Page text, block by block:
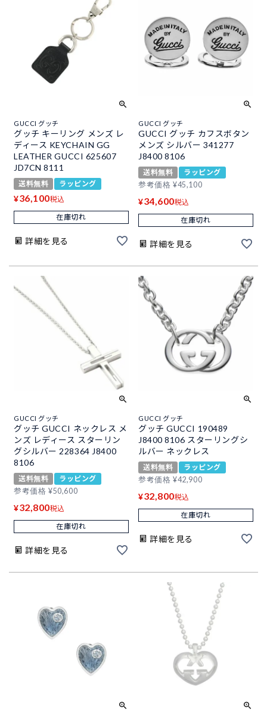
GUCCI グッチ
グッチ キーリング メンズ レ
ディース KEYCHAIN GG
LEATHER GUCCI 625607
JD7CN 8111
送料無料 ラッピング
¥36,100税込
在庫切れ
詳細を見る
GUCCI グッチ
GUCCI グッチ カフスボタン
メンズ シルバー 341277
J8400 8106
送料無料
ラッピング
参考価格 ¥45,100
¥34,600税込
在庫切れ
詳細を見る
GUCCI グッチ
グッチ GUCCI ネックレス メ
ンズ レディース スターリン
グシルバー 228364 J8400
8106
送料無料
ラッピング
参考価格 ¥50,600
¥32,800税込
在庫切れ
詳細を見る
GUCCI グッチ
グッチ GUCCI 190489
J8400 8106 スターリングシ
ルバー ネックレス
送料無料
ラッピング
参考価格 ¥42,900
¥32,800税込
在庫切れ
詳細を見る